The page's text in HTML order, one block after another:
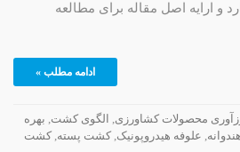
و ارایه اصل مقاله برای مطالعه
ادامه مطلب »
محصولات کشاورزی الگوی کشت بهره
علوفه هیدروپونیک کشت پسته کشت